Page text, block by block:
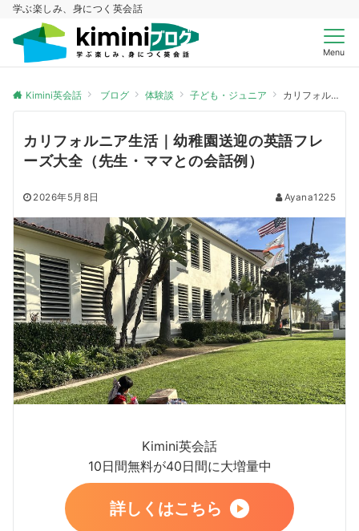
学ぶ楽しみ、身につく英会話
Menu
Kimini英会話 ブログ 体験談 子ども・ジュニア カリフォルニア生活｜幼稚園送迎の英語フレーズ大全（先生・ママとの会話例）
カリフォルニア生活｜幼稚園送迎の英語フレ
ーズ大全（先生・ママとの会話例）
2026年5月8日 Ayana1225
Kimini英会話
10日間無料が40日間に大増量中
詳しくはこちら